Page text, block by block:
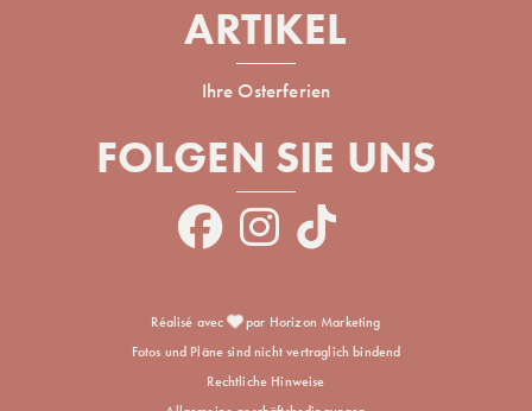
ARTIKEL
Ihre Osterferien
FOLGEN SIE UNS
Réalisé avec
par Horizon Marketing
Fotos und Pläne sind nicht vertraglich bindend
Rechtliche Hinweise